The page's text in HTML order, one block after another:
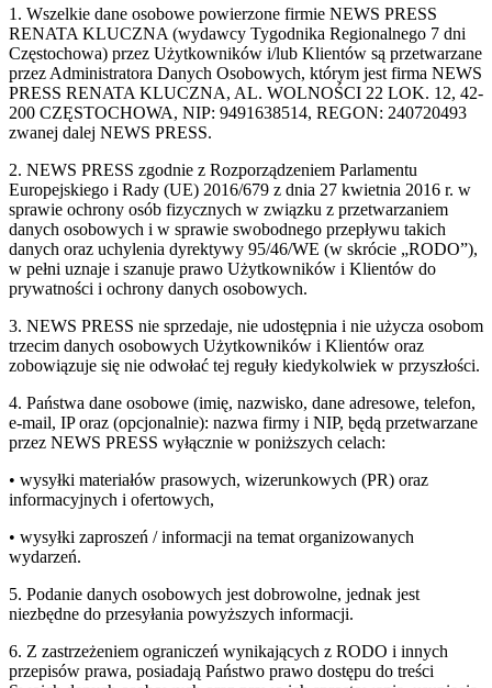
1. Wszelkie dane osobowe powierzone firmie NEWS PRESS
RENATA KLUCZNA (wydawcy Tygodnika Regionalnego 7 dni
Częstochowa) przez Użytkowników i/lub Klientów są przetwarzane
przez Administratora Danych Osobowych, którym jest firma NEWS
PRESS RENATA KLUCZNA, AL. WOLNOŚCI 22 LOK. 12, 42-
200 CZĘSTOCHOWA, NIP: 9491638514, REGON: 240720493
zwanej dalej NEWS PRESS.
2. NEWS PRESS zgodnie z Rozporządzeniem Parlamentu
Europejskiego i Rady (UE) 2016/679 z dnia 27 kwietnia 2016 r. w
sprawie ochrony osób fizycznych w związku z przetwarzaniem
danych osobowych i w sprawie swobodnego przepływu takich
danych oraz uchylenia dyrektywy 95/46/WE (w skrócie „RODO”),
w pełni uznaje i szanuje prawo Użytkowników i Klientów do
prywatności i ochrony danych osobowych.
3. NEWS PRESS nie sprzedaje, nie udostępnia i nie użycza osobom
trzecim danych osobowych Użytkowników i Klientów oraz
zobowiązuje się nie odwołać tej reguły kiedykolwiek w przyszłości.
4. Państwa dane osobowe (imię, nazwisko, dane adresowe, telefon,
e-mail, IP oraz (opcjonalnie): nazwa firmy i NIP, będą przetwarzane
przez NEWS PRESS wyłącznie w poniższych celach:
• wysyłki materiałów prasowych, wizerunkowych (PR) oraz
informacyjnych i ofertowych,
• wysyłki zaproszeń / informacji na temat organizowanych
wydarzeń.
5. Podanie danych osobowych jest dobrowolne, jednak jest
niezbędne do przesyłania powyższych informacji.
6. Z zastrzeżeniem ograniczeń wynikających z RODO i innych
przepisów prawa, posiadają Państwo prawo dostępu do treści